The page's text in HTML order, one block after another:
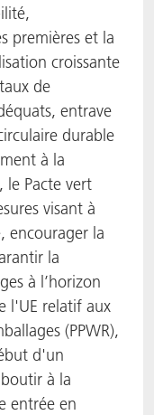
premières et la
croissante
de
entrave
durable
à la
le Pacte vert
visant à
encourager la
la
à l’horizon
l'UE relatif aux
(PPWR),
d'un
à la
entrée en